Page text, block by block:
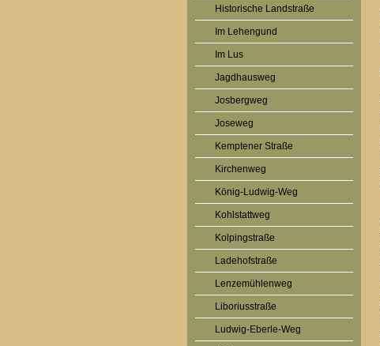
Historische Landstraße
Im Lehengund
Im Lus
Jagdhausweg
Josbergweg
Joseweg
Kemptener Straße
Kirchenweg
König-Ludwig-Weg
Kohlstattweg
Kolpingstraße
Ladehofstraße
Lenzemühlenweg
Liboriusstraße
Ludwig-Eberle-Weg